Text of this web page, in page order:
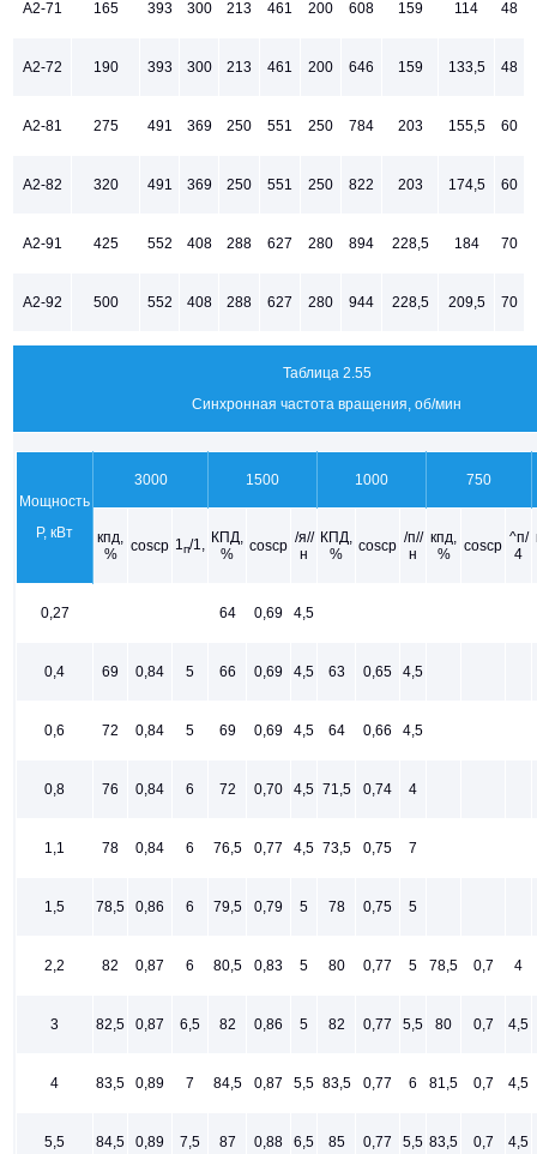
А2-71 165 393 300 213 461 200 608 159 114 48
А2-72 190 393 300 213 461 200 646 159 133,5 48
А2-81 275 491 369 250 551 250 784 203 155,5 60
А2-82 320 491 369 250 551 250 822 203 174,5 60
А2-91 425 552 408 288 627 280 894 228,5 184 70
А2-92 500 552 408 288 627 280 944 228,5 209,5 70
Таблица 2.55
Синхронная частота вращения, об/мин
Мощность
Р, кВт
3000 1500 1000 750
кпд,
%
coscp 1п/1, КПД,
%
coscp /я//
н
КПД,
%
coscp /п//
н
кпд,
%
coscp ^п/
4
0,27 64 0,69 4,5
0,4 69 0,84 5 66 0,69 4,5 63 0,65 4,5
0,6 72 0,84 5 69 0,69 4,5 64 0,66 4,5
0,8 76 0,84 6 72 0,70 4,5 71,5 0,74 4
1,1 78 0,84 6 76,5 0,77 4,5 73,5 0,75 7
1,5 78,5 0,86 6 79,5 0,79 5 78 0,75 5
2,2 82 0,87 6 80,5 0,83 5 80 0,77 5 78,5 0,7 4
3 82,5 0,87 6,5 82 0,86 5 82 0,77 5,5 80 0,7 4,5
4 83,5 0,89 7 84,5 0,87 5,5 83,5 0,77 6 81,5 0,7 4,5
5,5 84,5 0,89 7,5 87 0,88 6,5 85 0,77 5,5 83,5 0,7 4,5